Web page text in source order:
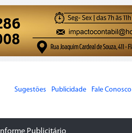
Sugestões Publicidade Fale Conosco
Informe Publicitário